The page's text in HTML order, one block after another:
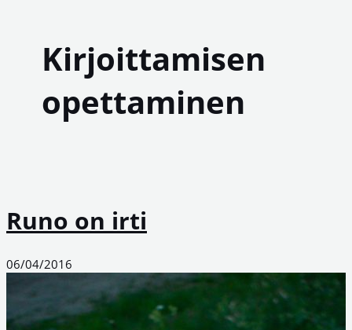
Kirjoittamisen
opettaminen
Runo on irti
06/04/2016